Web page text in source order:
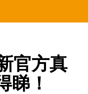
官方真
睇！